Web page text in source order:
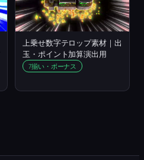
上乗せ数字テロップ素材｜出
玉・ポイント加算演出用
7揃い・ボーナス